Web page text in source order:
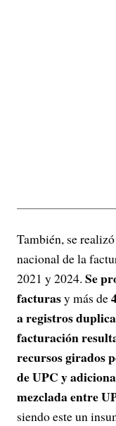
También, se
nacional de la
2021 y 2024. Se
facturasy más de
a registros
facturación
recursos girados
de UPC y
mezclada entre
siendo este un